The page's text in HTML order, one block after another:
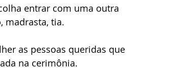
entrar com uma outra
madrasta, tia.
as pessoas queridas que
na cerimônia.